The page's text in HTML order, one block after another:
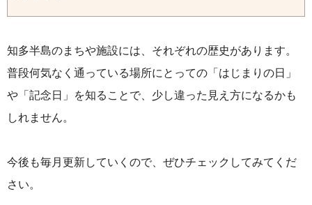
知多半島のまちや施設には、それぞれの歴史があります。
普段何気なく通っている場所にとっての「はじまりの日」
や「記念日」を知ることで、少し違った見え方になるかも
しれません。
今後も毎月更新していくので、ぜひチェックしてみてくだ
さい。